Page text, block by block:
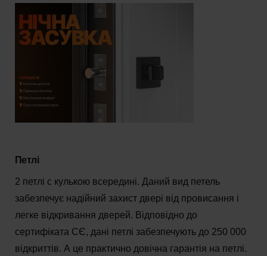
Петлі
2 петлі c кулькою всередині. Даний вид петель
забезпечує надійний захист двері від провисання і
легке відкривання дверей. Відповідно до
сертифіката СЄ, дані петлі забезпечують до 250 000
відкриттів. А це практично довічна гарантія на петлі.